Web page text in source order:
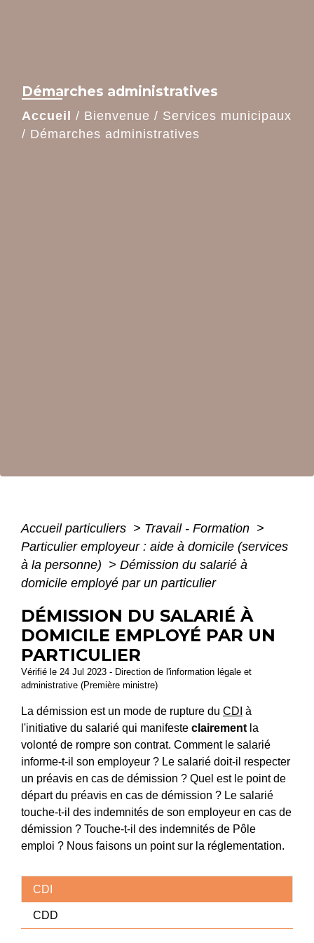
Démarches administratives
Accueil / Bienvenue / Services municipaux
/ Démarches administratives
Accueil particuliers > Travail - Formation >
Particulier employeur : aide à domicile (services
à la personne) > Démission du salarié à
domicile employé par un particulier
DÉMISSION DU SALARIÉ À
DOMICILE EMPLOYÉ PAR UN
PARTICULIER
Vérifié le 24 Jul 2023 - Direction de l'information légale et
administrative (Première ministre)
La démission est un mode de rupture du CDI à
l'initiative du salarié qui manifeste clairement la
volonté de rompre son contrat. Comment le salarié
informe-t-il son employeur ? Le salarié doit-il respecter
un préavis en cas de démission ? Quel est le point de
départ du préavis en cas de démission ? Le salarié
touche-t-il des indemnités de son employeur en cas de
démission ? Touche-t-il des indemnités de Pôle
emploi ? Nous faisons un point sur la réglementation.
CDI
CDD